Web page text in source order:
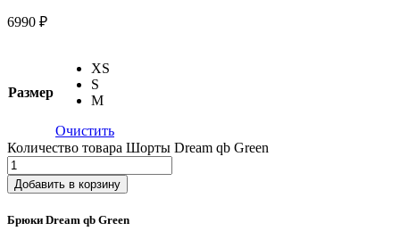
6990 ₽
Размер
XS
S
M
Очистить
Количество товара Шорты Dream qb Green
Добавить в корзину
Брюки Dream qb Green